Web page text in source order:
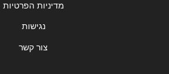
מדיניות הפרטיות
נגישות
צור קשר